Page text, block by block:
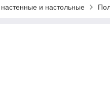
и настольные